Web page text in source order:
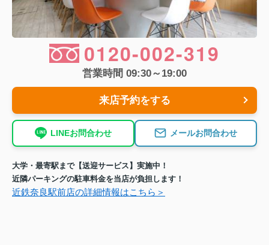
0120-002-319
営業時間 09:30～19:00
来店予約をする
LINEお問合わせ メールお問合わせ
大学・最寄駅まで【送迎サービス】実施中！
近隣パーキングの駐車料金を当店が負担します！
近鉄奈良駅前店の詳細情報はこちら＞